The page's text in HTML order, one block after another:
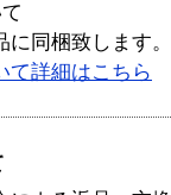
に同梱致します。
て詳細はこちら